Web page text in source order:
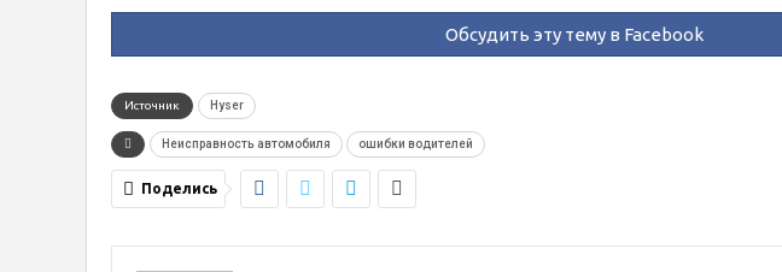
Обсудить эту тему в Facebook
Источник Hyser
Неисправность автомобиля ошибки водителей
Поделись